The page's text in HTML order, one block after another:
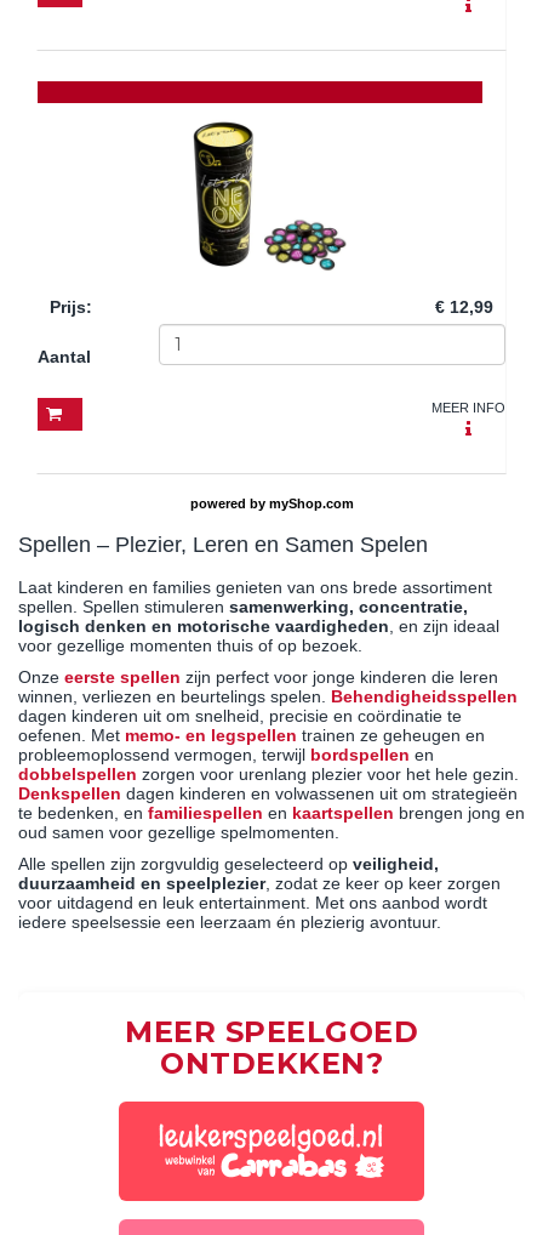
Prijs: € 12,99
Aantal
MEER INFO
powered by myShop.com
Spellen – Plezier, Leren en Samen Spelen
Laat kinderen en families genieten van ons brede assortiment
spellen. Spellen stimuleren samenwerking, concentratie,
logisch denken en motorische vaardigheden, en zijn ideaal
voor gezellige momenten thuis of op bezoek.
Onze eerste spellen zijn perfect voor jonge kinderen die leren
winnen, verliezen en beurtelings spelen. Behendigheidsspellen
dagen kinderen uit om snelheid, precisie en coördinatie te
oefenen. Met memo- en legspellen trainen ze geheugen en
probleemoplossend vermogen, terwijl bordspellen en
dobbelspellen zorgen voor urenlang plezier voor het hele gezin.
Denkspellen dagen kinderen en volwassenen uit om strategieën
te bedenken, en familiespellen en kaartspellen brengen jong en
oud samen voor gezellige spelmomenten.
Alle spellen zijn zorgvuldig geselecteerd op veiligheid,
duurzaamheid en speelplezier, zodat ze keer op keer zorgen
voor uitdagend en leuk entertainment. Met ons aanbod wordt
iedere speelsessie een leerzaam én plezierig avontuur.
MEER SPEELGOED
ONTDEKKEN?